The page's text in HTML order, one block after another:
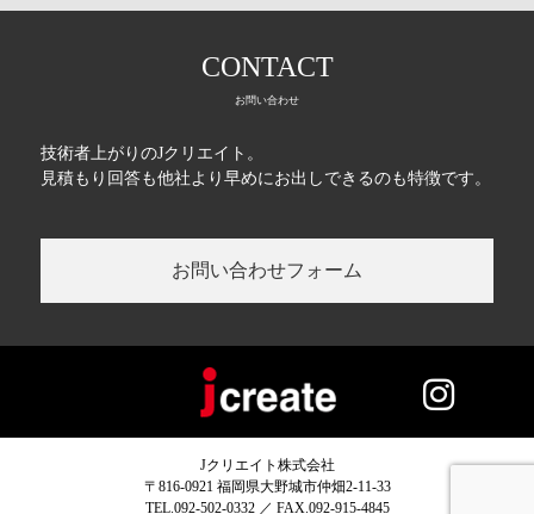
CONTACT
お問い合わせ
技術者上がりのJクリエイト。
見積もり回答も他社より早めにお出しできるのも特徴です。
お問い合わせフォーム
Jクリエイト株式会社
〒816-0921 福岡県大野城市仲畑2-11-33
TEL.092-502-0332 ／ FAX.092-915-4845